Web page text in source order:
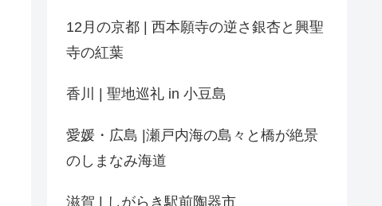
12月の京都 | 西本願寺の逆さ銀杏と興聖
寺の紅葉
香川 | 聖地巡礼 in 小豆島
愛媛・広島 |瀬戸内海の島々と橋が絶景
のしまなみ海道
滋賀 | しがらき駅前陶器市